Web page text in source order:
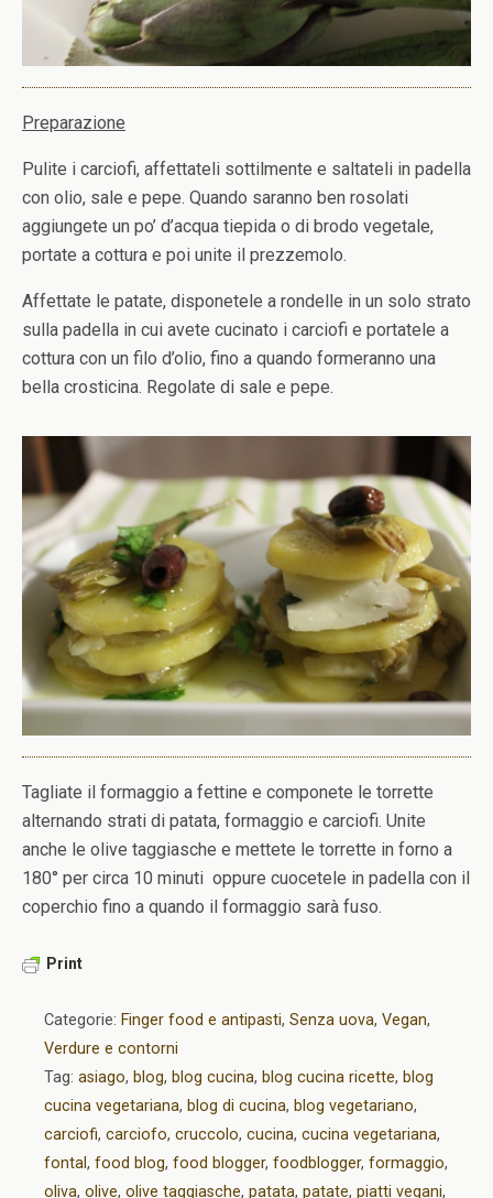
Preparazione
Pulite i carciofi, affettateli sottilmente e saltateli in padella
con olio, sale e pepe. Quando saranno ben rosolati
aggiungete un po’ d’acqua tiepida o di brodo vegetale,
portate a cottura e poi unite il prezzemolo.
Affettate le patate, disponetele a rondelle in un solo strato
sulla padella in cui avete cucinato i carciofi e portatele a
cottura con un filo d’olio, fino a quando formeranno una
bella crosticina. Regolate di sale e pepe.
Tagliate il formaggio a fettine e componete le torrette
alternando strati di patata, formaggio e carciofi. Unite
anche le olive taggiasche e mettete le torrette in forno a
180° per circa 10 minuti oppure cuocetele in padella con il
coperchio fino a quando il formaggio sarà fuso.
Print
Categorie: Finger food e antipasti, Senza uova, Vegan,
Verdure e contorni
Tag: asiago, blog, blog cucina, blog cucina ricette, blog
cucina vegetariana, blog di cucina, blog vegetariano,
carciofi, carciofo, cruccolo, cucina, cucina vegetariana,
fontal, food blog, food blogger, foodblogger, formaggio,
oliva, olive, olive taggiasche, patata, patate, piatti vegani,